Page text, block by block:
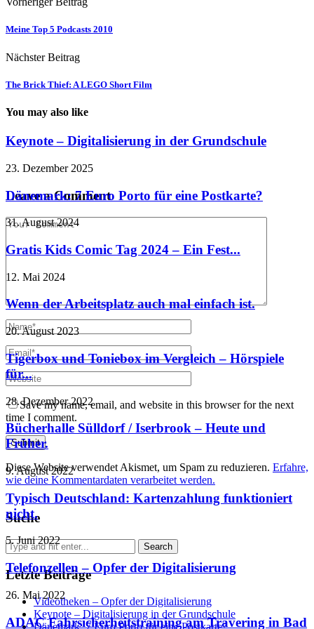
Meine Top 5 Podcasts 2010
Nächster Beitrag
The Brick Thief: A LEGO Short Film
You may also like
Keynote – Digitalisierung in der Grundschule
23. Dezember 2025
Dänemark: 7 Euro Porto für eine Postkarte?
31. August 2024
Gratis Kids Comic Tag 2024 – Ein Fest...
12. Mai 2024
Wenn der Arbeitsplatz auch mal einfach ist.
20. August 2023
Tigerbox und Toniebox im Vergleich – Hörspiele
für...
28. Dezember 2022
Bücherhalle Sülldorf / Iserbrook – Heute und
Früher.
9. August 2022
Typisch Deutschland: Kartenzahlung funktioniert
nicht.
5. Juni 2022
Telefonzellen – Opfer der Digitalisierung
26. Mai 2022
ADAC Fahrsicherheitstraining am Travering in Bad
Leave a Comment
Save my name, email, and website in this browser for the next
time I comment.
Diese Website verwendet Akismet, um Spam zu reduzieren. Erfahre,
wie deine Kommentardaten verarbeitet werden.
Suche
Letzte Beiträge
Videotheken – Opfer der Digitalisierung
Keynote – Digitalisierung in der Grundschule